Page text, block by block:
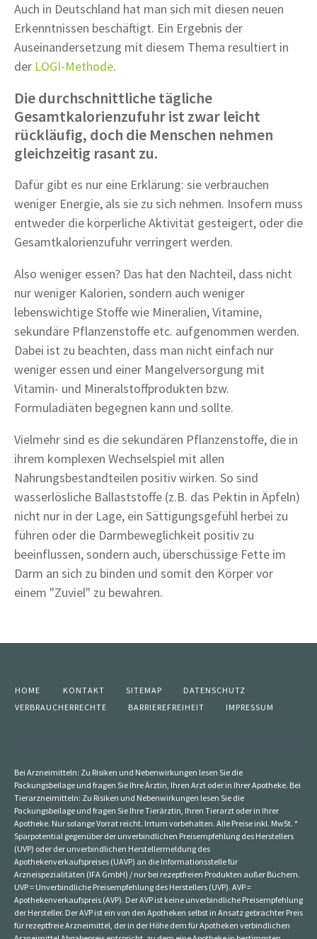
Auch in Deutschland hat man sich mit diesen neuen
Erkenntnissen beschäftigt. Ein Ergebnis der
Auseinandersetzung mit diesem Thema resultiert in
der LOGI-Methode.
Die durchschnittliche tägliche
Gesamtkalorienzufuhr ist zwar leicht
rückläufig, doch die Menschen nehmen
gleichzeitig rasant zu.
Dafür gibt es nur eine Erklärung: sie verbrauchen
weniger Energie, als sie zu sich nehmen. Insofern muss
entweder die körperliche Aktivität gesteigert, oder die
Gesamtkalorienzufuhr verringert werden.
Also weniger essen? Das hat den Nachteil, dass nicht
nur weniger Kalorien, sondern auch weniger
lebenswichtige Stoffe wie Mineralien, Vitamine,
sekundäre Pflanzenstoffe etc. aufgenommen werden.
Dabei ist zu beachten, dass man nicht einfach nur
weniger essen und einer Mangelversorgung mit
Vitamin- und Mineralstoffprodukten bzw.
Formuladiäten begegnen kann und sollte.
Vielmehr sind es die sekundären Pflanzenstoffe, die in
ihrem komplexen Wechselspiel mit allen
Nahrungsbestandteilen positiv wirken. So sind
wasserlösliche Ballaststoffe (z.B. das Pektin in Äpfeln)
nicht nur in der Lage, ein Sättigungsgefühl herbei zu
führen oder die Darmbeweglichkeit positiv zu
beeinflussen, sondern auch, überschüssige Fette im
Darm an sich zu binden und somit den Körper vor
einem "Zuviel" zu bewahren.
HOME KONTAKT SITEMAP
DATENSCHUTZ
VERBRAUCHERRECHTE
BARRIEREFREIHEIT IMPRESSUM
Bei Arzneimitteln: Zu Risiken und Nebenwirkungen lesen Sie die
Packungsbeilage und fragen Sie Ihre Ärztin, Ihren Arzt oder in Ihrer Apotheke. Bei
Tierarzneimitteln: Zu Risiken und Nebenwirkungen lesen Sie die
Packungsbeilage und fragen Sie Ihre Tierärztin, Ihren Tierarzt oder in Ihrer
Apotheke. Nur solange Vorrat reicht. Irrtum vorbehalten. Alle Preise inkl. MwSt. *
Sparpotential gegenüber der unverbindlichen Preisempfehlung des Herstellers
(UVP) oder der unverbindlichen Herstellermeldung des
Apothekenverkaufspreises (UAVP) an die Informationsstelle für
Arzneispezialitäten (IFA GmbH) / nur bei rezeptfreien Produkten außer Büchern.
UVP = Unverbindliche Preisempfehlung des Herstellers (UVP). AVP =
Apothekenverkaufspreis (AVP). Der AVP ist keine unverbindliche Preisempfehlung
der Hersteller. Der AVP ist ein von den Apotheken selbst in Ansatz gebrachter Preis
für rezeptfreie Arzneimittel, der in der Höhe dem für Apotheken verbindlichen